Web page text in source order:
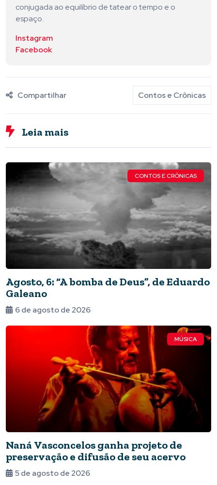
conjugada ao equilíbrio de tatear o tempo e o
espaço.
Instagram
Facebook
Compartilhar Contos e Crônicas
Leia mais
CONTOS E CRÔNICAS
Agosto, 6: “A bomba de Deus”, de Eduardo
Galeano
6 de agosto de 2026
MÚSICA
Naná Vasconcelos ganha projeto de
preservação e difusão de seu acervo
5 de agosto de 2026